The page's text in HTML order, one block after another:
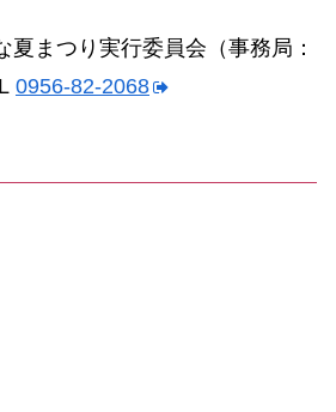
夏まつり実行委員会（事務局：
0956-82-2068